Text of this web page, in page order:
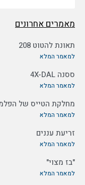
מאמרים אחרונים
תאונת להטוט 208
למאמר המלא
ססנה 4X-DAL
למאמר המלא
מחלקת הטייס של
למאמר המלא
זריעת עננים
למאמר המלא
"בז מצוי"
למאמר המלא